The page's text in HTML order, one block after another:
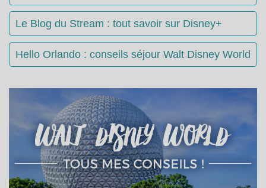
Le Blog du Stream : tout savoir sur Disney+
Hello Orlando : conseils séjour Walt Disney World